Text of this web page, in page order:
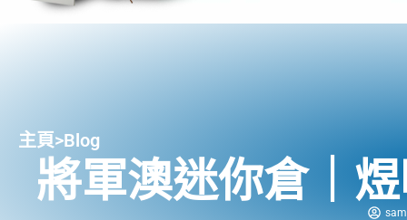
主頁>Blog
將軍澳迷你倉｜